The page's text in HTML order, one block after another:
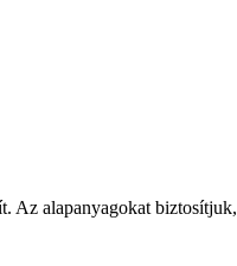
Az alapanyagokat biztosítjuk,